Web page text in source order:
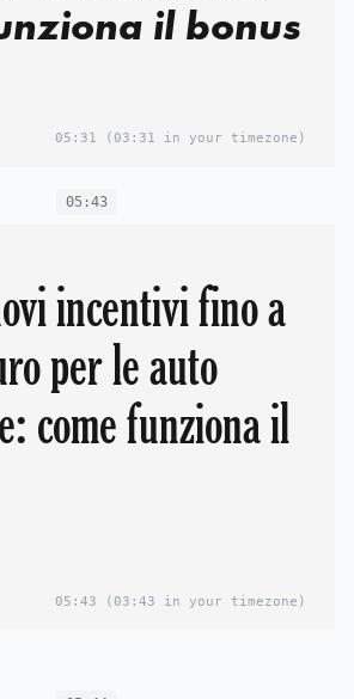
il bonus
05:31 (03:31 in your timezone)
05:43
incentivi fino a
per le auto
come funziona il
05:43 (03:43 in your timezone)